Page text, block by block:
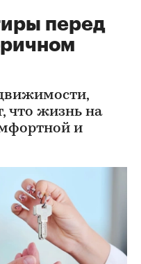
перед
что жизнь на
и